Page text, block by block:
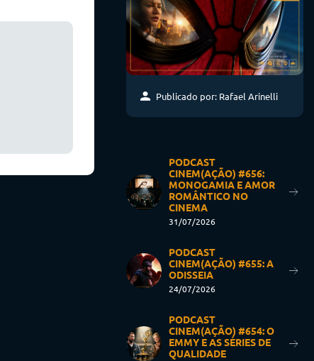
Publicado por: Rafael Arinelli
PODCAST
CINEM(AÇÃO) #656:
MONOGAMIA E AMOR
ROMÂNTICO NO
CINEMA
31/07/2026
PODCAST
CINEM(AÇÃO) #655: A
ODISSEIA
24/07/2026
PODCAST
CINEM(AÇÃO) #654: O
EMMY E AS SÉRIES DE
QUALIDADE